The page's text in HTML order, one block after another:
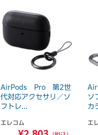
AirPods Pro 第2世
代対応アクセサリ／ソ
フトレ...
エレコム
ソ
カ
エ